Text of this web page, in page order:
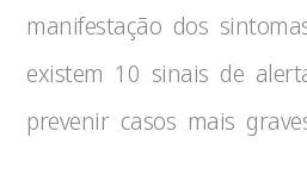
manifestação dos
existem 10 sinais de
prevenir casos mais